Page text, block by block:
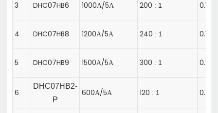
3 DHC07HB6 1000А/5А 200 : 1 0.1
4 DHC07HB8 1200А/5А 240 : 1 0.1
5 DHC07HB9 1500А/5А 300 : 1 0.1
6
DHC07HB2-
P
600А/5А 120 : 1 0.1